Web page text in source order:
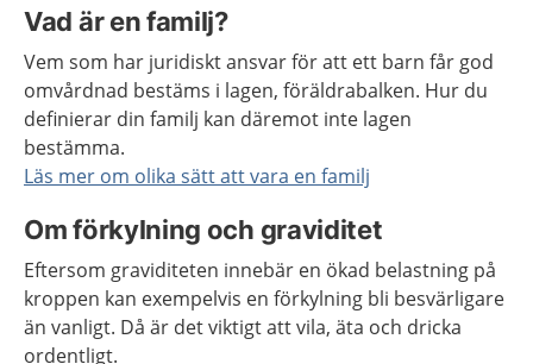
Vad är en familj?
Vem som har juridiskt ansvar för att ett barn får god
omvårdnad bestäms i lagen, föräldrabalken. Hur du
definierar din familj kan däremot inte lagen
bestämma.
Läs mer om olika sätt att vara en familj
Om förkylning och graviditet
Eftersom graviditeten innebär en ökad belastning på
kroppen kan exempelvis en förkylning bli besvärligare
än vanligt. Då är det viktigt att vila, äta och dricka
ordentligt.